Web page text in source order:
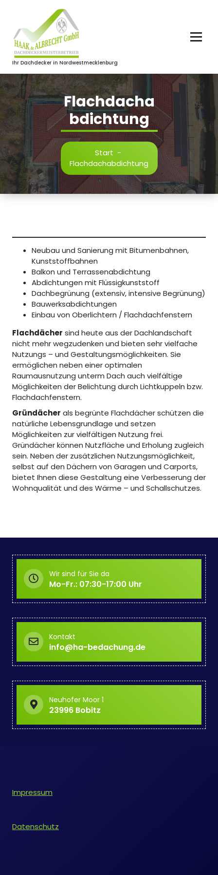
springen
Ihr Dachdecker in Nordwestmecklenburg
Flachdacha
bdichtung
Start -
Flachdachabdichtung
Neubau und Sanierung mit Bitumenbahnen,
Kunststoffbahnen
Balkon und Terrassenabdichtung
Abdichtungen mit Flüssigkunststoff
Dachbegrünung (extensiv, intensive Begrünung)
Bauwerksabdichtungen
Einbau von Oberlichtern / Flachdachfenstern
Flachdächer sind heute aus der Dachlandschaft
nicht mehr wegzudenken und bieten sehr vielfache
Nutzungs – und Gestaltungsmöglichkeiten. Sie
ermöglichen neben einer optimalen
Raumausnutzung unterm Dach auch vielfältige
Möglichkeiten der Belichtung durch Lichtkuppeln bzw.
Flachdachfenstern.
Gründächer als begrünte Flachdächer schützen die
natürliche Lebensgrundlage und setzen
Möglichkeiten zur vielfältigen Nutzung frei.
Gründächer können Nutzfläche und Erholung zugleich
sein. Neben der zusätzlichen Nutzungsmöglichkeit,
selbst auf den Dächern von Garagen und Carports,
bietet Ihnen diese Gestaltung eine Verbesserung der
Wohnqualität und des Wärme – und Schallschutzes.
Wir sind für Sie da
Mo-Fr.: 07:30-17:00 Uhr
Kontakt
info@ha-bedachung.de
Neuhofer Moor 1
23996 Bobitz
Impressum
Datenschutz